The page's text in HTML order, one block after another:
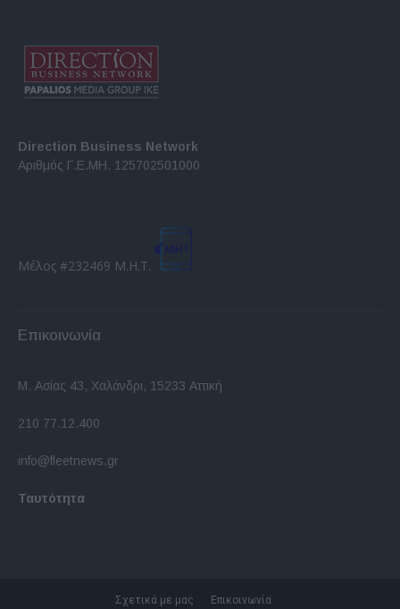
Direction Business Network
Αριθμός Γ.Ε.ΜΗ. 125702501000
Μέλος #232469 Μ.Η.Τ.
Επικοινωνία
Μ. Ασίας 43, Χαλάνδρι, 15233 Αττική
210 77.12.400
info@fleetnews.gr
Ταυτότητα
Σχετικά με μας Επικοινωνία